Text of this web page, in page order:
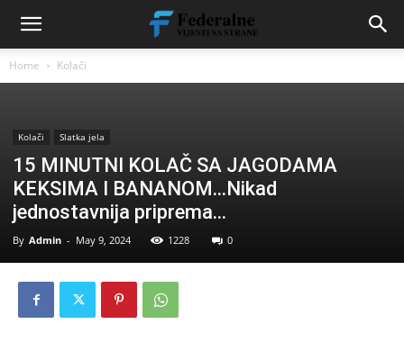
Home Kolači
Kolači Slatka jela
15 MINUTNI KOLAČ SA JAGODAMA
KEKSIMA I BANANOM…Nikad
jednostavnija priprema…
By Admin - May 9, 2024 1228 0